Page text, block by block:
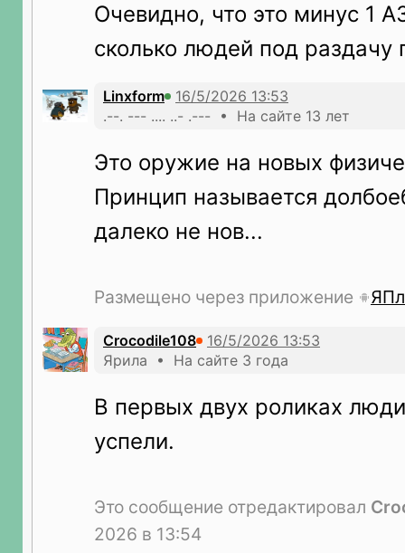
Очевидно, что это минус 1
сколько людей под раздачу
Linxform
.--. --- .... ..- .--- • На сайте 13 лет
Это оружие на новых
Принцип называется
далеко не нов...
Размещено через приложение
Crocodile108
Ярила • На сайте 3 года
В первых двух роликах
успели.
Это сообщение отредактировал
2026 в 13:54